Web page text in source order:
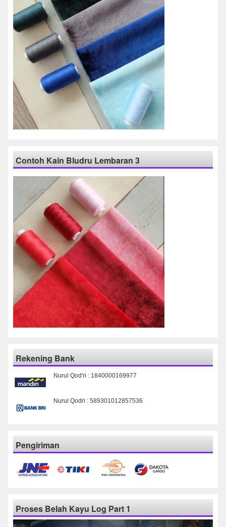
Contoh Kain Bludru Lembaran 3
Rekening Bank
Nurul Qod'ri : 1840000169977
Nurul Qodri : 589301012857536
Pengiriman
Proses Belah Kayu Log Part 1
Pemutar